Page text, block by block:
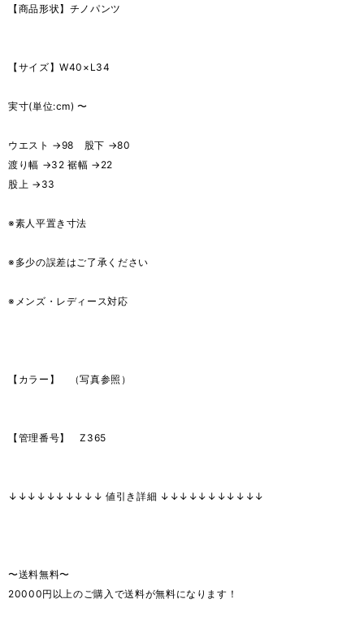
【商品形状】チノパンツ
【サイズ】W40×L34
実寸(単位:cm) 〜
ウエスト →98 股下 →80
渡り幅 →32 裾幅 →22
股上 →33
※素人平置き寸法
※多少の誤差はご了承ください
※メンズ・レディース対応
【カラー】 （写真参照）
【管理番号】 Z365
↓↓↓↓↓↓↓↓↓↓ 値引き詳細 ↓↓↓↓↓↓↓↓↓↓↓
〜送料無料〜
20000円以上のご購入で送料が無料になります！